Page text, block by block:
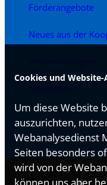
Cookies und Website-
Um diese Website
auszurichten,
Webanalysedienst
Seiten besonders
wird von der
Förderangebote
Neues aus der